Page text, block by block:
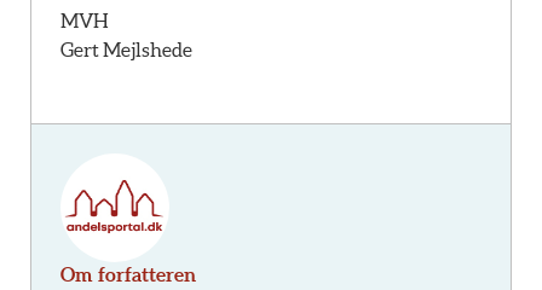
MVH
Gert Mejlshede
Om forfatteren